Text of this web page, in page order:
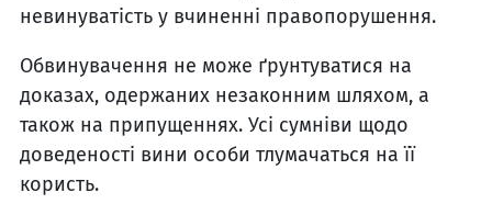
невинуватість у вчиненні правопорушення.
Обвинувачення не може ґрунтуватися на
доказах, одержаних незаконним шляхом, а
також на припущеннях. Усі сумніви щодо
доведеності вини особи тлумачаться на її
користь.